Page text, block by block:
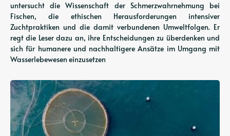
untersucht die Wissenschaft der Schmerzwahrnehmung bei
Fischen, die ethischen Herausforderungen intensiver
Zuchtpraktiken und die damit verbundenen Umweltfolgen. Er
regt die Leser dazu an, ihre Entscheidungen zu überdenken und
sich für humanere und nachhaltigere Ansätze im Umgang mit
Wasserlebewesen einzusetzen